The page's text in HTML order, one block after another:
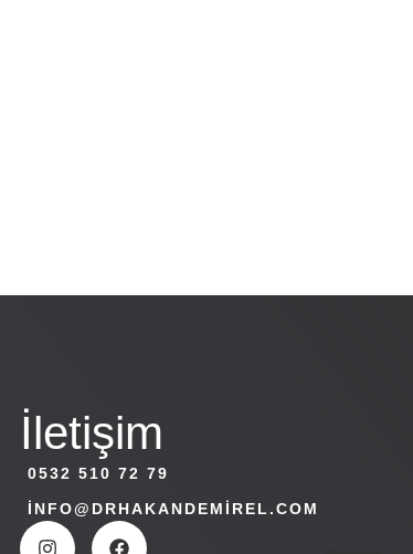
İletişim
0532 510 72 79
INFO@DRHAKANDEMIREL.COM